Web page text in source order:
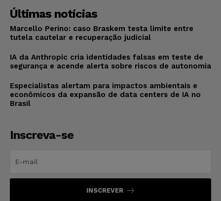
Últimas notícias
Marcello Perino: caso Braskem testa limite entre
tutela cautelar e recuperação judicial
IA da Anthropic cria identidades falsas em teste de
segurança e acende alerta sobre riscos de autonomia
Especialistas alertam para impactos ambientais e
econômicos da expansão de data centers de IA no
Brasil
Inscreva-se
INSCREVER